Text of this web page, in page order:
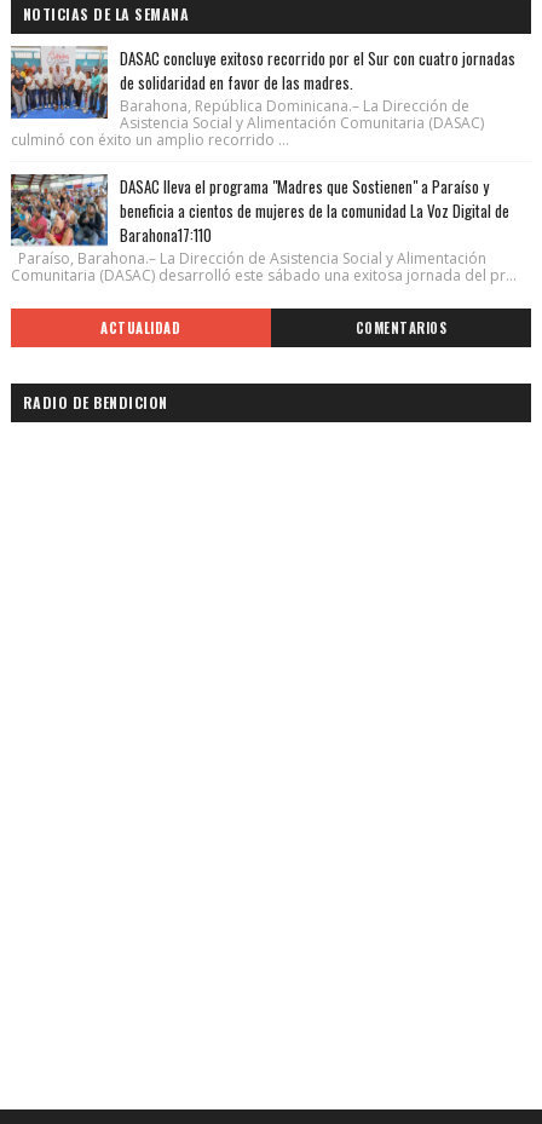
NOTICIAS DE LA SEMANA
DASAC concluye exitoso recorrido por el Sur con cuatro jornadas
de solidaridad en favor de las madres.
Barahona, República Dominicana.– La Dirección de
Asistencia Social y Alimentación Comunitaria (DASAC)
culminó con éxito un amplio recorrido ...
DASAC lleva el programa "Madres que Sostienen" a Paraíso y
beneficia a cientos de mujeres de la comunidad La Voz Digital de
Barahona17:110
Paraíso, Barahona.– La Dirección de Asistencia Social y Alimentación
Comunitaria (DASAC) desarrolló este sábado una exitosa jornada del pr...
ACTUALIDAD COMENTARIOS
RADIO DE BENDICION